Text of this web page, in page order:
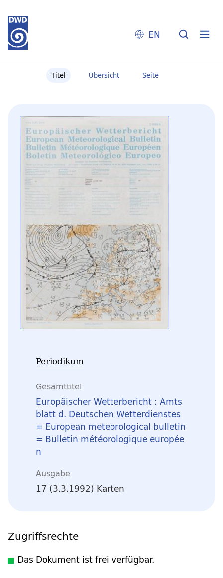
EN
Titel Übersicht Seite
Periodikum
Gesamttitel
Europäischer Wetterbericht : Amts
blatt d. Deutschen Wetterdienstes
= European meteorological bulletin
= Bulletin météorologique europée
n
Ausgabe
17 (3.3.1992) Karten
Zugriffsrechte
Das Dokument ist frei verfügbar.